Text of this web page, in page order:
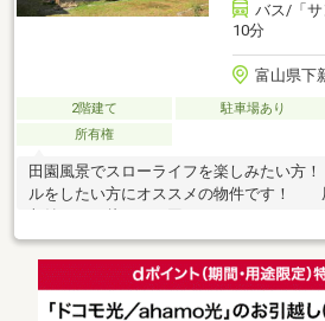
バス/「
10分
富山県下
2階建て 駐車場あり
所有権
田園風景でスローライフを楽しみたい方
ルをしたい方にオススメの物件です！